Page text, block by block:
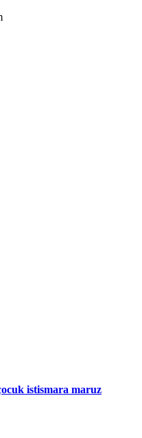
yaşamını yitirdi’
istismara maruz